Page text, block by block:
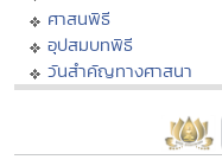
ศาสนพิธี
อุปสมบทพิธี
วันสำคัญทางศาสนา